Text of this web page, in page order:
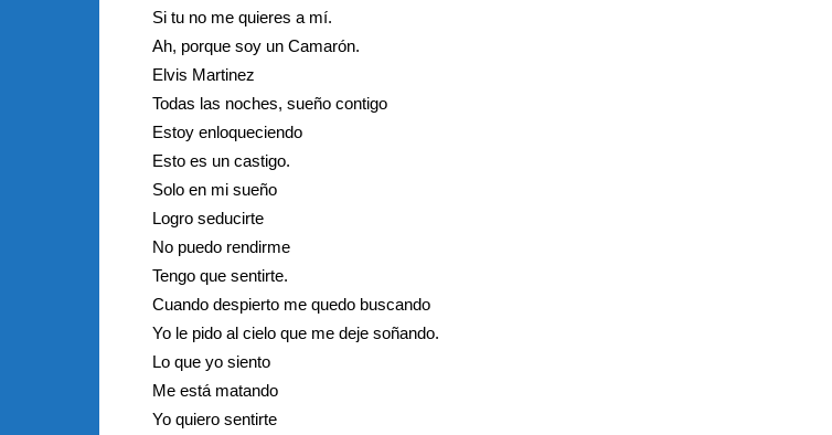
Si tu no me quieres a mí.
Ah, porque soy un Camarón.
Elvis Martinez
Todas las noches, sueño contigo
Estoy enloqueciendo
Esto es un castigo.
Solo en mi sueño
Logro seducirte
No puedo rendirme
Tengo que sentirte.
Cuando despierto me quedo buscando
Yo le pido al cielo que me deje soñando.
Lo que yo siento
Me está matando
Yo quiero sentirte